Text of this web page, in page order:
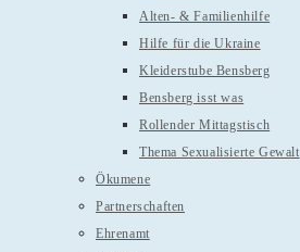
Alten- & Familienhilfe
Hilfe für die Ukraine
Kleiderstube Bensberg
Bensberg isst was
Rollender Mittagstisch
Thema Sexualisierte Gewalt
Ökumene
Partnerschaften
Ehrenamt